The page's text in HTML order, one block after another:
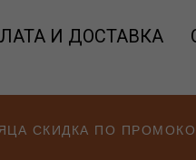
И ДОСТАВКА
СКИДКА ПО